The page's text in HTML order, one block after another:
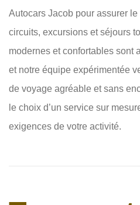
Autocars Jacob pour assurer
circuits, excursions et séjours
modernes et confortables sont
et notre équipe expérimentée
de voyage agréable et sans
le choix d’un service sur
exigences de votre activité.